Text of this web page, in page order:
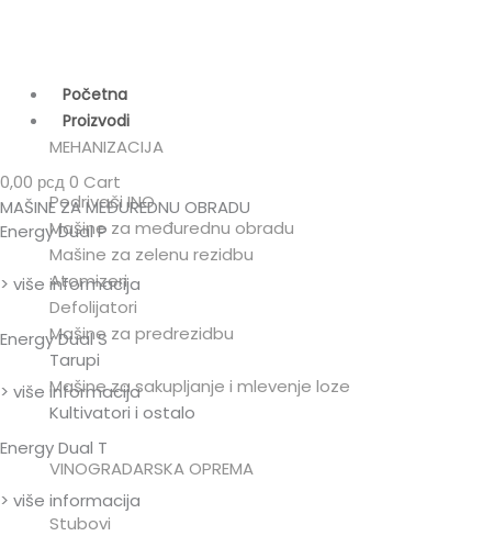
Početna
Proizvodi
MEHANIZACIJA
Podrivači INO
Mašine za međurednu obradu
Mašine za zelenu rezidbu
Atomizeri
Defolijatori
Mašine za predrezidbu
Tarupi
Mašine za sakupljanje i mlevenje loze
Kultivatori i ostalo
VINOGRADARSKA OPREMA
Stubovi
0,00 рсд0 Cart
MAŠINE ZA MEĐUREDNU OBRADU
Energy Dual P
> više informacija
Energy Dual S
> više informacija
Energy Dual T
> više informacija